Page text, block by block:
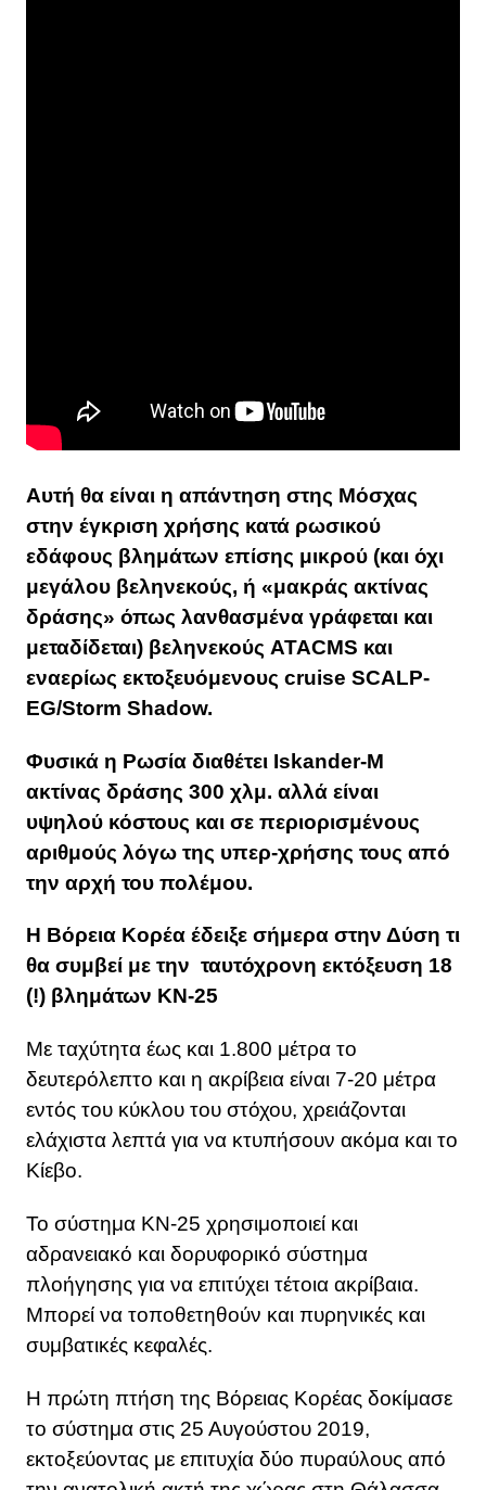
Αυτή θα είναι η απάντηση στης Μόσχας
στην έγκριση χρήσης κατά ρωσικού
εδάφους βλημάτων επίσης μικρού (και όχι
μεγάλου βεληνεκούς, ή «μακράς ακτίνας
δράσης» όπως λανθασμένα γράφεται και
μεταδίδεται) βεληνεκούς ATACMS και
εναερίως εκτοξευόμενους cruise SCALP-
EG/Storm Shadow.
Φυσικά η Ρωσία διαθέτει Iskander-M
ακτίνας δράσης 300 χλμ. αλλά είναι
υψηλού κόστους και σε περιορισμένους
αριθμούς λόγω της υπερ-χρήσης τους από
την αρχή του πολέμου.
Η Βόρεια Κορέα έδειξε σήμερα στην Δύση τι
θα συμβεί με την ταυτόχρονη εκτόξευση 18
(!) βλημάτων KN-25
Με ταχύτητα έως και 1.800 μέτρα το
δευτερόλεπτο και η ακρίβεια είναι 7-20 μέτρα
εντός του κύκλου του στόχου, χρειάζονται
ελάχιστα λεπτά για να κτυπήσουν ακόμα και το
Κίεβο.
Το σύστημα KN-25 χρησιμοποιεί και
αδρανειακό και δορυφορικό σύστημα
πλοήγησης για να επιτύχει τέτοια ακρίβαια.
Μπορεί να τοποθετηθούν και πυρηνικές και
συμβατικές κεφαλές.
Η πρώτη πτήση της Βόρειας Κορέας δοκίμασε
το σύστημα στις 25 Αυγούστου 2019,
εκτοξεύοντας με επιτυχία δύο πυραύλους από